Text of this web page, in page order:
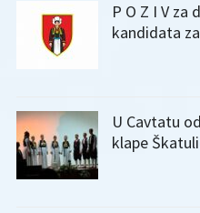
P O Z I V za
kandidata
U Cavtatu
klape